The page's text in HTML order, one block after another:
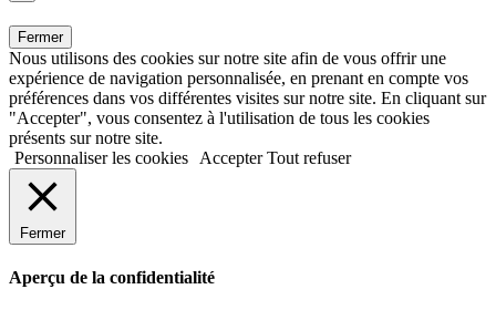
Fermer
Nous utilisons des cookies sur notre site afin de vous offrir une
expérience de navigation personnalisée, en prenant en compte vos
préférences dans vos différentes visites sur notre site. En cliquant sur
"Accepter", vous consentez à l'utilisation de tous les cookies
présents sur notre site.
Personnaliser les cookies
Accepter Tout refuser
Fermer
Aperçu de la confidentialité